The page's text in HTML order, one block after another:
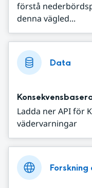
förstå
denna vägled...
Data
Ladda ner API för
vädervarningar